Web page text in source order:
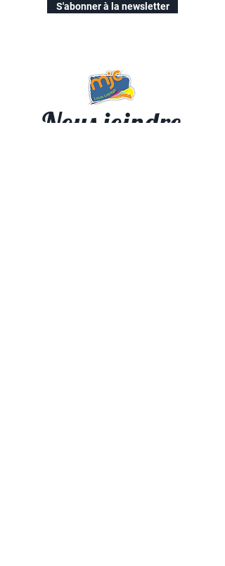
S'abonner à la newsletter
Nous joindre